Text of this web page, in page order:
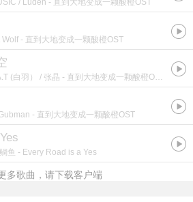
/ Luden - 直到大地变成一颗酸橙OST
Wolf - 直到大地变成一颗酸橙OST
(白羽） / 张晶 - 直到大地变成一颗酸橙OST
- 直到大地变成一颗酸橙OST
鱼 - Every Road is a Yes
多歌曲，请下载客户端